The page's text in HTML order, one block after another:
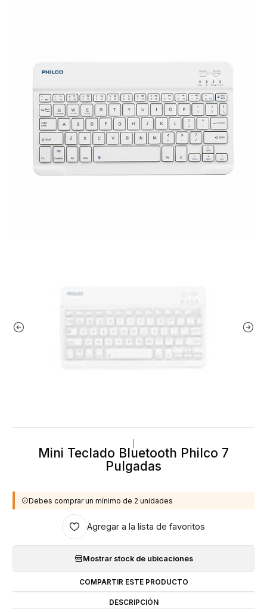
Mini Teclado Bluetooth Philco 7
Pulgadas
Debes comprar un mínimo de 2 unidades
Agregar a la lista de favoritos
Mostrar stock de ubicaciones
COMPARTIR ESTE PRODUCTO
DESCRIPCIÓN